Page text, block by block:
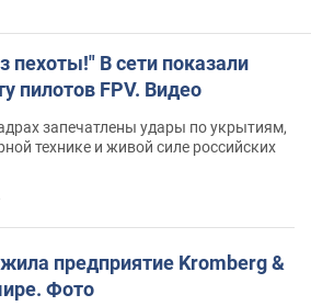
пехоты!" В сети показали
пилотов FPV. Видео
запечатлены удары по укрытиям,
технике и живой силе российских
предприятие Kromberg &
Фото